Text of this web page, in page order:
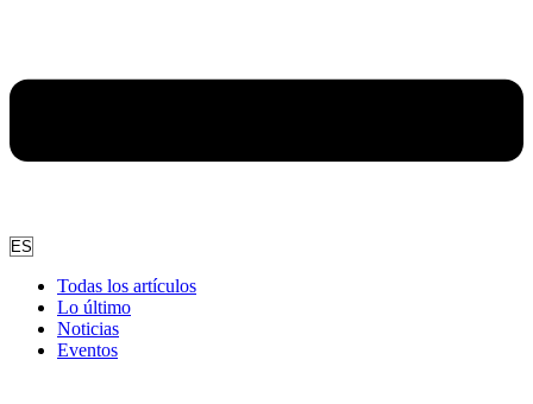
Elegir
idiomaTodas los artículos
Lo último
Noticias
Eventos